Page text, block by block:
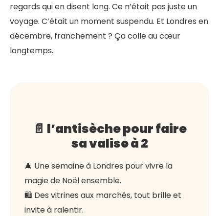
regards qui en disent long. Ce n’était pas juste un
voyage. C’était un moment suspendu. Et Londres en
décembre, franchement ? Ça colle au cœur
longtemps.
📄 l’antisèche pour faire
sa valise à 2
🎄 Une semaine à Londres pour vivre la
magie de Noël ensemble.
🛍️ Des vitrines aux marchés, tout brille et
invite à ralentir.